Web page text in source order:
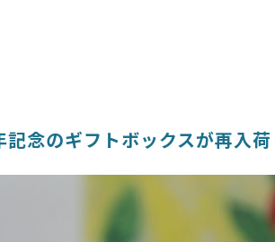
念のギフトボックスが再入